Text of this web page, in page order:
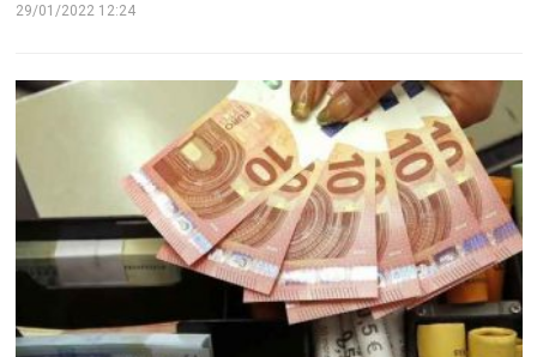
29/01/2022 12:24